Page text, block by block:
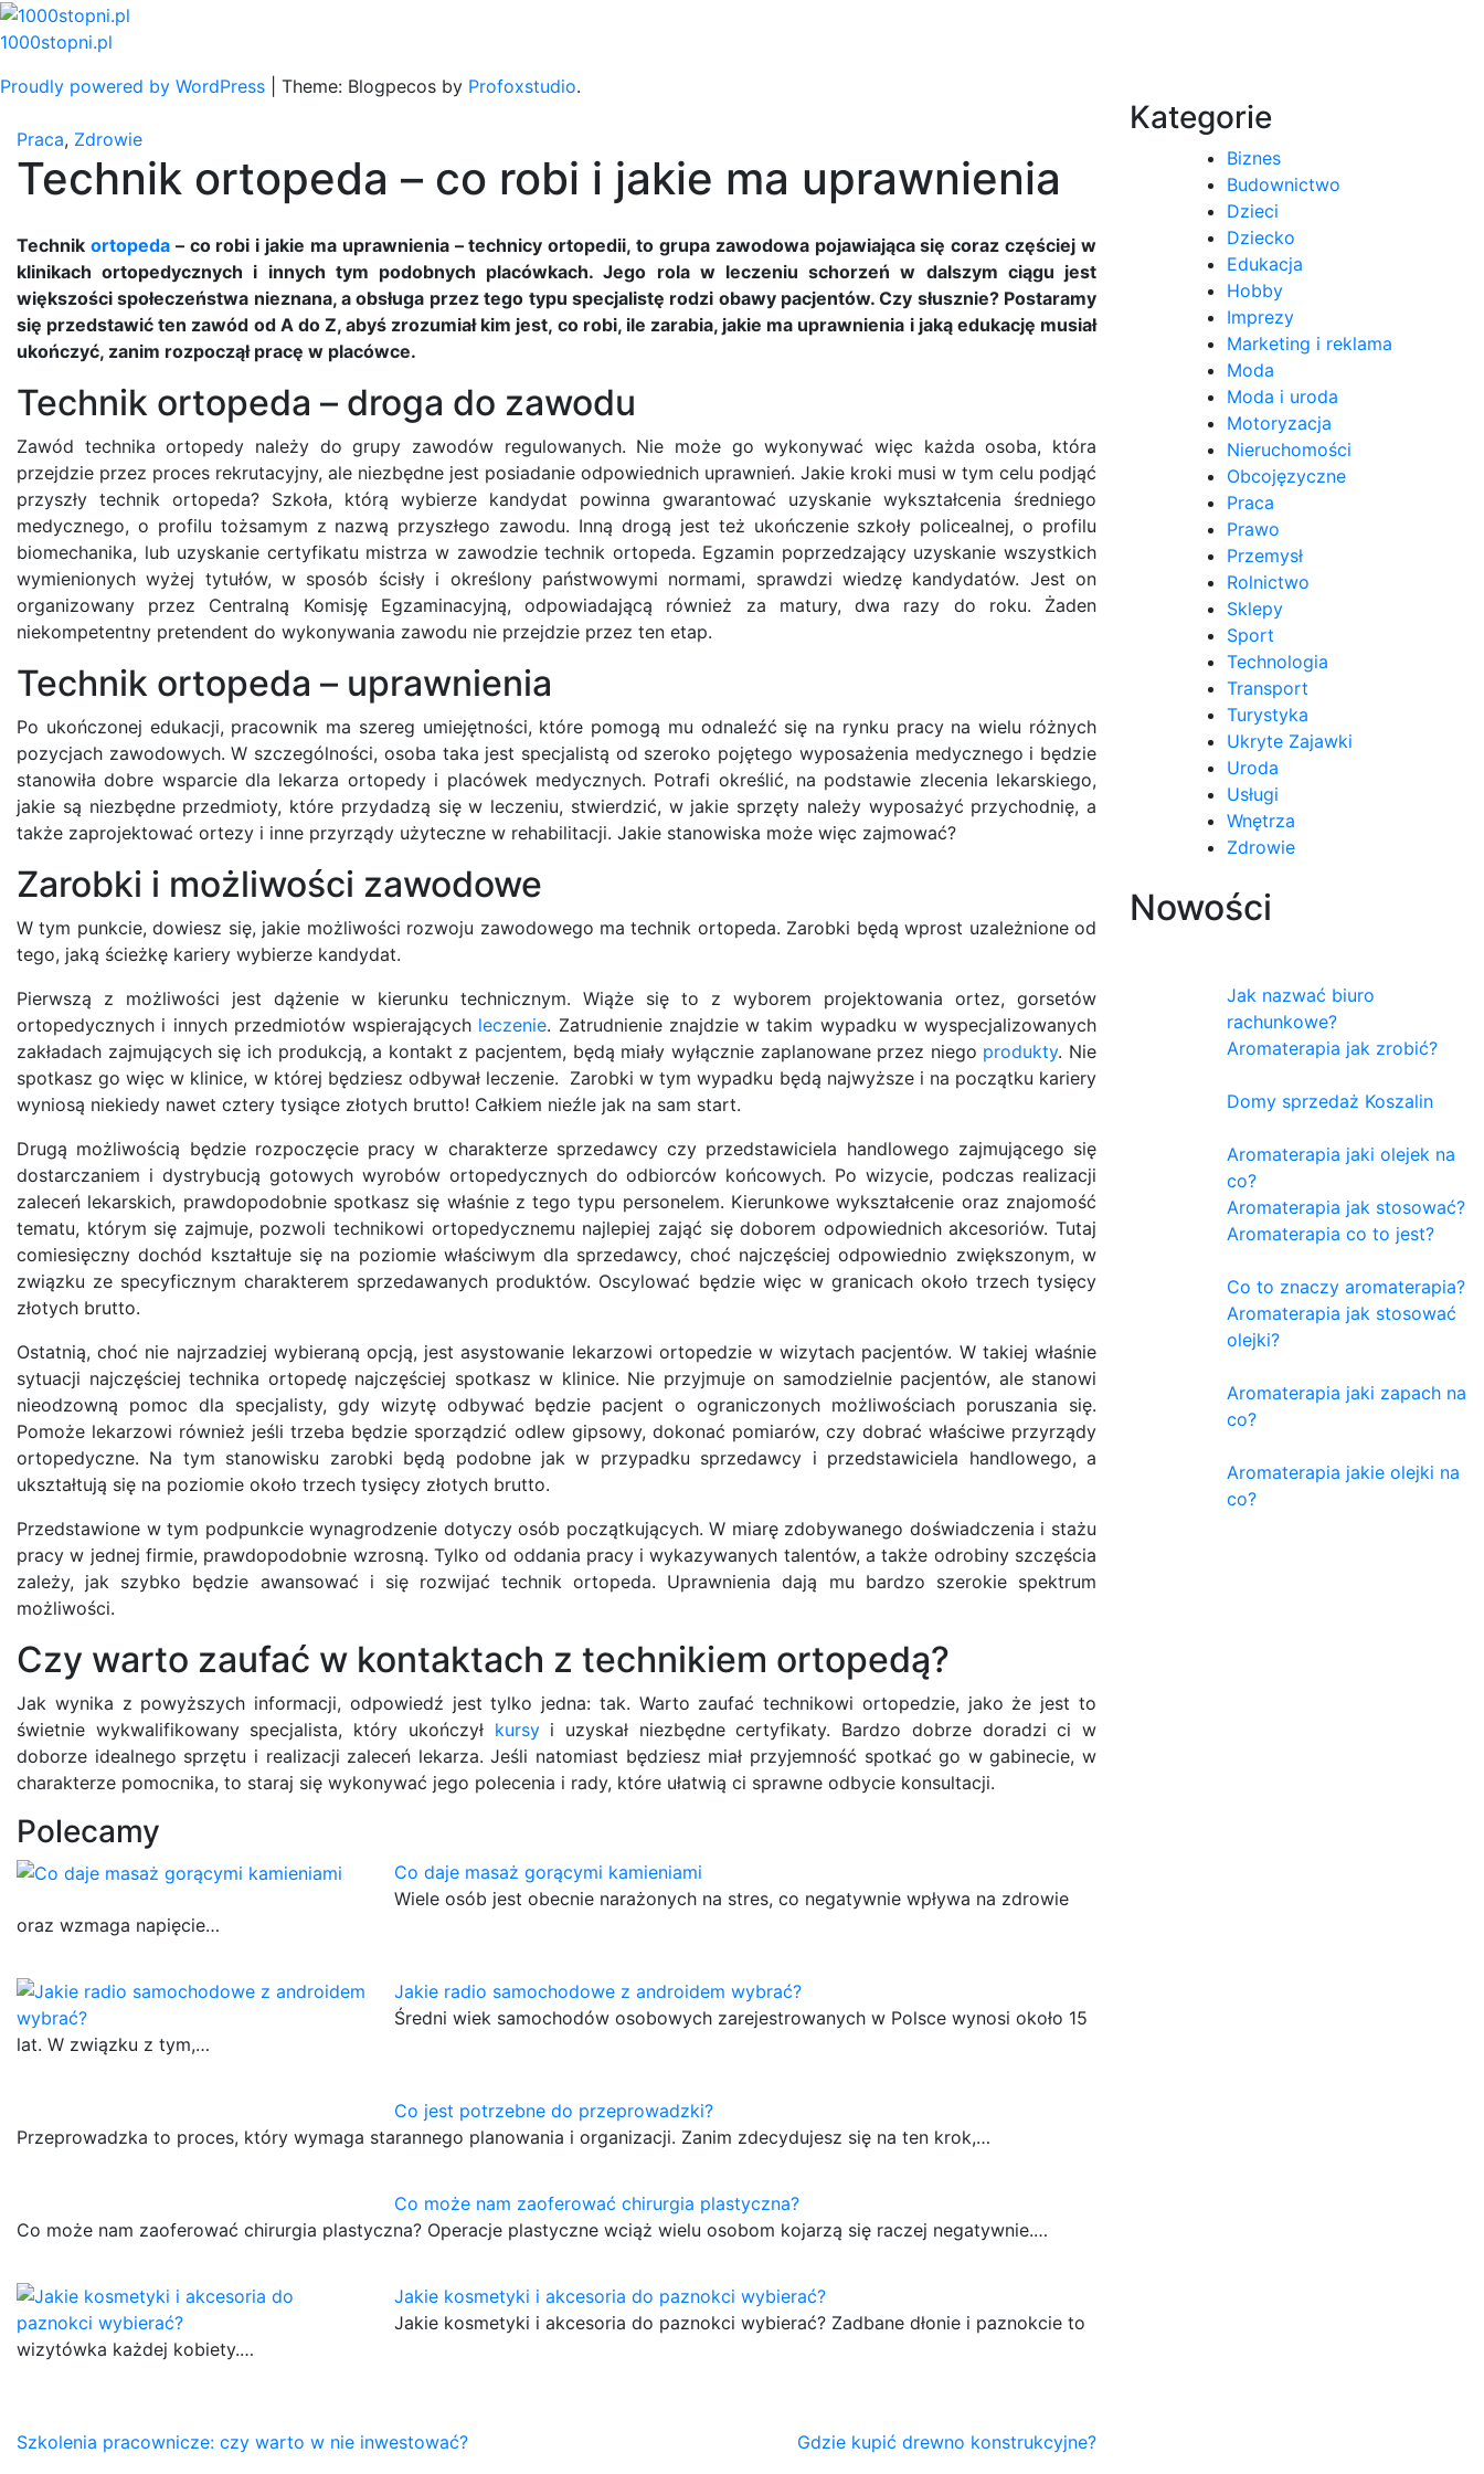
Skip
to
1000stopni.pl
Proudly powered by WordPress
Theme: Blogpecos by Profoxstudio.
Praca, Zdrowie
Technik ortopeda – co robi i jakie ma uprawnienia
Technik ortopeda– co robi i jakie ma uprawnienia – technicy ortopedii, to grupa zawodowa pojawiająca się coraz częściej w
klinikach ortopedycznych i innych tym podobnych placówkach. Jego rola w leczeniu schorzeń w dalszym ciągu jest
większości społeczeństwa nieznana, a obsługa przez tego typu specjalistę rodzi obawy pacjentów. Czy słusznie? Postaramy
się przedstawić ten zawód od A do Z, abyś zrozumiał kim jest, co robi, ile zarabia, jakie ma uprawnienia i jaką edukację musiał
ukończyć, zanim rozpoczął pracę w placówce.
Technik ortopeda – droga do zawodu
Zawód technika ortopedy należy do grupy zawodów regulowanych. Nie może go wykonywać więc każda osoba, która
przejdzie przez proces rekrutacyjny, ale niezbędne jest posiadanie odpowiednich uprawnień. Jakie kroki musi w tym celu podjąć
przyszły technik ortopeda? Szkoła, którą wybierze kandydat powinna gwarantować uzyskanie wykształcenia średniego
medycznego, o profilu tożsamym z nazwą przyszłego zawodu. Inną drogą jest też ukończenie szkoły policealnej, o profilu
biomechanika, lub uzyskanie certyfikatu mistrza w zawodzie technik ortopeda. Egzamin poprzedzający uzyskanie wszystkich
wymienionych wyżej tytułów, w sposób ścisły i określony państwowymi normami, sprawdzi wiedzę kandydatów. Jest on
organizowany przez Centralną Komisję Egzaminacyjną, odpowiadającą również za matury, dwa razy do roku. Żaden
niekompetentny pretendent do wykonywania zawodu nie przejdzie przez ten etap.
Technik ortopeda – uprawnienia
Po ukończonej edukacji, pracownik ma szereg umiejętności, które pomogą mu odnaleźć się na rynku pracy na wielu różnych
pozycjach zawodowych. W szczególności, osoba taka jest specjalistą od szeroko pojętego wyposażenia medycznego i będzie
stanowiła dobre wsparcie dla lekarza ortopedy i placówek medycznych. Potrafi określić, na podstawie zlecenia lekarskiego,
jakie są niezbędne przedmioty, które przydadzą się w leczeniu, stwierdzić, w jakie sprzęty należy wyposażyć przychodnię, a
także zaprojektować ortezy i inne przyrządy użyteczne w rehabilitacji. Jakie stanowiska może więc zajmować?
Zarobki i możliwości zawodowe
W tym punkcie, dowiesz się, jakie możliwości rozwoju zawodowego ma technik ortopeda. Zarobki będą wprost uzależnione od
tego, jaką ścieżkę kariery wybierze kandydat.
Pierwszą z możliwości jest dążenie w kierunku technicznym. Wiąże się to z wyborem projektowania ortez, gorsetów
ortopedycznych i innych przedmiotów wspierających leczenie. Zatrudnienie znajdzie w takim wypadku w wyspecjalizowanych
zakładach zajmujących się ich produkcją, a kontakt z pacjentem, będą miały wyłącznie zaplanowane przez niego produkty. Nie
spotkasz go więc w klinice, w której będziesz odbywał leczenie. Zarobki w tym wypadku będą najwyższe i na początku kariery
wyniosą niekiedy nawet cztery tysiące złotych brutto! Całkiem nieźle jak na sam start.
Drugą możliwością będzie rozpoczęcie pracy w charakterze sprzedawcy czy przedstawiciela handlowego zajmującego się
dostarczaniem i dystrybucją gotowych wyrobów ortopedycznych do odbiorców końcowych. Po wizycie, podczas realizacji
zaleceń lekarskich, prawdopodobnie spotkasz się właśnie z tego typu personelem. Kierunkowe wykształcenie oraz znajomość
tematu, którym się zajmuje, pozwoli technikowi ortopedycznemu najlepiej zająć się doborem odpowiednich akcesoriów. Tutaj
comiesięczny dochód kształtuje się na poziomie właściwym dla sprzedawcy, choć najczęściej odpowiednio zwiększonym, w
związku ze specyficznym charakterem sprzedawanych produktów. Oscylować będzie więc w granicach około trzech tysięcy
złotych brutto.
Ostatnią, choć nie najrzadziej wybieraną opcją, jest asystowanie lekarzowi ortopedzie w wizytach pacjentów. W takiej właśnie
sytuacji najczęściej technika ortopedę najczęściej spotkasz w klinice. Nie przyjmuje on samodzielnie pacjentów, ale stanowi
nieodzowną pomoc dla specjalisty, gdy wizytę odbywać będzie pacjent o ograniczonych możliwościach poruszania się.
Pomoże lekarzowi również jeśli trzeba będzie sporządzić odlew gipsowy, dokonać pomiarów, czy dobrać właściwe przyrządy
ortopedyczne. Na tym stanowisku zarobki będą podobne jak w przypadku sprzedawcy i przedstawiciela handlowego, a
ukształtują się na poziomie około trzech tysięcy złotych brutto.
Przedstawione w tym podpunkcie wynagrodzenie dotyczy osób początkujących. W miarę zdobywanego doświadczenia i stażu
pracy w jednej firmie, prawdopodobnie wzrosną. Tylko od oddania pracy i wykazywanych talentów, a także odrobiny szczęścia
zależy, jak szybko będzie awansować i się rozwijać technik ortopeda. Uprawnienia dają mu bardzo szerokie spektrum
możliwości.
Czy warto zaufać w kontaktach z technikiem ortopedą?
Jak wynika z powyższych informacji, odpowiedź jest tylko jedna: tak. Warto zaufać technikowi ortopedzie, jako że jest to
świetnie wykwalifikowany specjalista, który ukończył kursyi uzyskał niezbędne certyfikaty. Bardzo dobrze doradzi ci w
doborze idealnego sprzętu i realizacji zaleceń lekarza. Jeśli natomiast będziesz miał przyjemność spotkać go w gabinecie, w
charakterze pomocnika, to staraj się wykonywać jego polecenia i rady, które ułatwią ci sprawne odbycie konsultacji.
Polecamy
Co daje masaż gorącymi kamieniami
Wiele osób jest obecnie narażonych na stres, co negatywnie wpływa na zdrowie
oraz wzmaga napięcie…
Jakie radio samochodowe z androidem wybrać?
Średni wiek samochodów osobowych zarejestrowanych w Polsce wynosi około 15
lat. W związku z tym,…
Co jest potrzebne do przeprowadzki?
Przeprowadzka to proces, który wymaga starannego planowania i organizacji. Zanim zdecydujesz się na ten krok,…
Co może nam zaoferować chirurgia plastyczna?
Co może nam zaoferować chirurgia plastyczna? Operacje plastyczne wciąż wielu osobom kojarzą się raczej negatywnie.…
Jakie kosmetyki i akcesoria do paznokci wybierać?
Jakie kosmetyki i akcesoria do paznokci wybierać? Zadbane dłonie i paznokcie to
wizytówka każdej kobiety.…
Nawigacja
Szkolenia pracownicze: czy warto w nie inwestować? Gdzie kupić drewno konstrukcyjne?
Kategorie
Biznes
Budownictwo
Dzieci
Dziecko
Edukacja
Hobby
Imprezy
Marketing i reklama
Moda
Moda i uroda
Motoryzacja
Nieruchomości
Obcojęzyczne
Praca
Prawo
Przemysł
Rolnictwo
Sklepy
Sport
Technologia
Transport
Turystyka
Ukryte Zajawki
Uroda
Usługi
Wnętrza
Zdrowie
Nowości
Jak nazwać biuro
rachunkowe?
Aromaterapia jak zrobić?
Domy sprzedaż Koszalin
Aromaterapia jaki olejek na
co?
Aromaterapia jak stosować?
Aromaterapia co to jest?
Co to znaczy aromaterapia?
Aromaterapia jak stosować
olejki?
Aromaterapia jaki zapach na
co?
Aromaterapia jakie olejki na
co?